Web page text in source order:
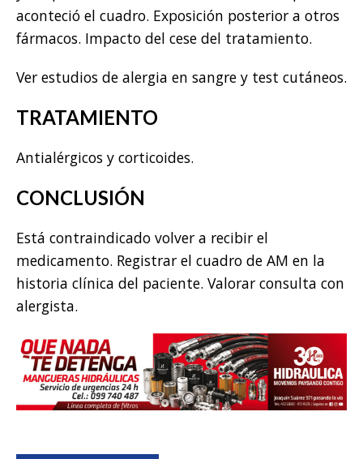
aconteció el cuadro. Exposición posterior a otros
fármacos. Impacto del cese del tratamiento.
Ver estudios de alergia en sangre y test cutáneos.
TRATAMIENTO
Antialérgicos y corticoides.
CONCLUSIÓN
Está contraindicado volver a recibir el
medicamento. Registrar el cuadro de AM en la
historia clínica del paciente. Valorar consulta con
alergista.